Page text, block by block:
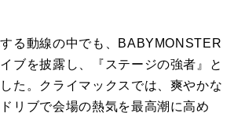
る動線の中でも、BABYMONSTER
ブを披露し、『ステージの強者』と
た。クライマックスでは、爽やかな
リブで会場の熱気を最高潮に高め